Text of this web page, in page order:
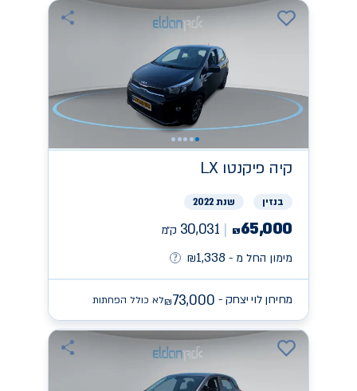
קיה פיקנטו LX
בנזין שנת 2022
₪65,000
30,031 ק״מ
מימון החל מ -
₪1,338
מחירון לוי יצחק - ₪73,000 לא כולל הפחתות